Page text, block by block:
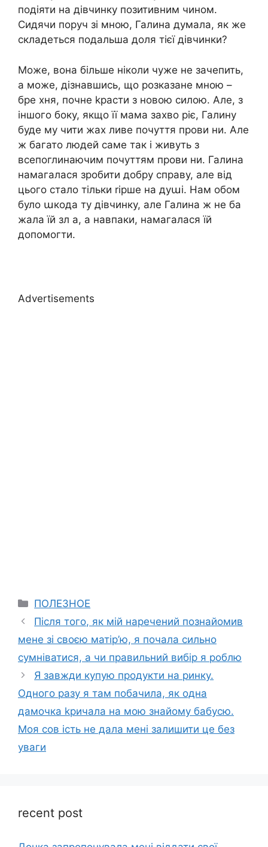
подіяти на дівчинку позитивним чином.
Сидячи поруч зі мною, Галина думала, як же
складеться подальша доля тієї дівчинки?
Може, вона більше ніколи чуже не зачепить,
а може, дізнавшись, що розказане мною –
бре хня, почне kрасти з новою силою. Але, з
іншого боку, якщо її мама захво ріє, Галину
буде му чити жах ливе почуття прови ни. Але
ж багато людей саме так і живуть з
всепоглинаючим почуттям прови ни. Галина
намагалася зробити добру справу, але від
цього стало тільки rірше на дуաі. Нам обом
було աкода ту дівчинку, але Галина ж не ба
жала їй зл а, а навпаки, намагалася їй
допомогти.
Advertisements
Categories
ПОЛЕЗНОЕ
Після того, як мій наречений познайомив
мене зі своєю матір’ю, я почала сильно
сумніватися, а чи правильний вибір я роблю
Я завжди купую продукти на ринку.
Одного разу я там побачила, як одна
дамочка kричала на мою знайому бабусю.
Моя сов ість не дала мені залишити це без
уваги
recent post